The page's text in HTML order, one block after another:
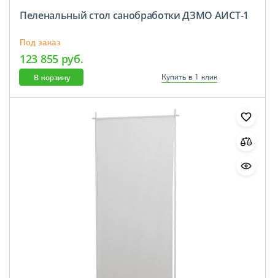
Пеленальный стол санобработки ДЗМО АИСТ-1
Под заказ
123 855 руб.
В корзину Купить в 1 клик